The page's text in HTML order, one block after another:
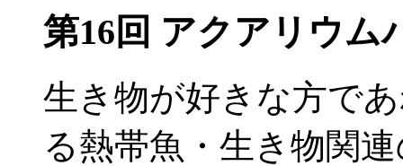
第16回 アクアリウ
生き物が好きな方で
る熱帯魚・生き物関